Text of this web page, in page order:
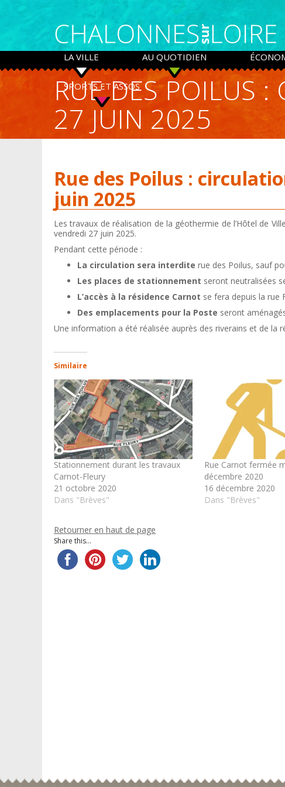
Panneau de gestion des cookies
LA VILLE AU QUOTIDIEN
SPORTS ET ASSOS
RUE DES POILUS
27 JUIN 2025
Rue des Poilus :
juin 2025
Les travaux de réalisation de la géothermie de l’Hôtel de
vendredi 27 juin 2025.
Pendant cette période :
La circulation sera interdite rue des Poilus, sauf
Les places de stationnement seront neutralisées
L’accès à la résidence Carnot se fera depuis la rue
Des emplacements pour la Poste seront
Une information a été réalisée auprès des riverains et de la
Similaire
Stationnement durant les travaux
Carnot-Fleury
21 octobre 2020
Dans "Brèves"
Rue Carnot fermée
décembre 2020
16 décembre 2020
Dans "Brèves"
Retourner en haut de page
Share this...